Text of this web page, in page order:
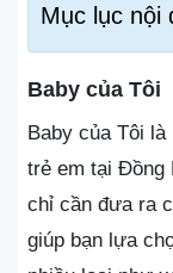
Mục lục nội
Baby của Tôi
Baby của Tôi
trẻ em tại Đồng
chỉ cần đưa ra
giúp bạn lựa